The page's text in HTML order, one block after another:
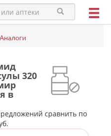
Аналоги
320
в
сравнить по